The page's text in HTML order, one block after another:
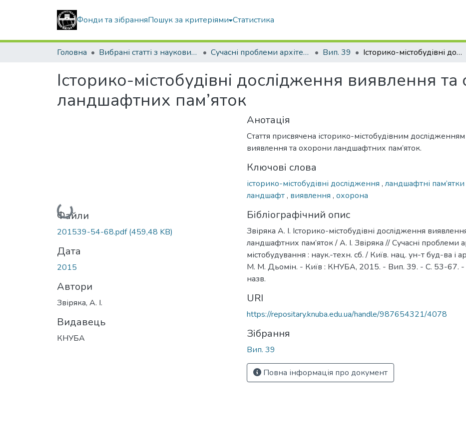
Фонди та зібранняПошук за критеріями Статистика
Головна Вибрані статті з наукових збірників КНУБА Сучасні проблеми архітектури та містобудування Вип. 39 Історико-містобудівні дослідження виявлення та охорони ландшафтних пам’яток
Історико-містобудівні дослідження виявлення
ландшафтних пам’яток
Вантажиться...
Файли
201539-54-68.pdf(459,48 KB)
Дата
2015
Автори
Звіряка, А. І.
Видавець
КНУБА
Анотація
Стаття присвячена історико-містобудівним дослідженням
виявлення та охорони ландшафтних пам’яток.
Ключові слова
історико-містобудівні дослідження , ландшафтні пам’ятки
ландшафт, виявлення , охорона
Бібліографічний опис
Звіряка А. І. Історико-містобудівні дослідження
ландшафтних пам’яток / А. І. Звіряка // Сучасні проблеми
містобудування : наук.-техн. сб. / Київ. нац. ун-т буд-ва і
М. М. Дьомін. - Київ : КНУБА, 2015. - Вип. 39. - С. 53-67. -
назв.
URI
https://repositary.knuba.edu.ua/handle/987654321/4078
Зібрання
Вип. 39
Повна інформація про документ